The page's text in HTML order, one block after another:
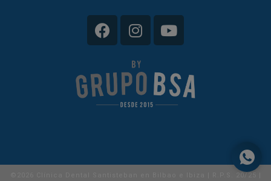
©2026 Clínica Dental Santisteban en Bilbao e Ibiza | R.P.S. 20/25 |